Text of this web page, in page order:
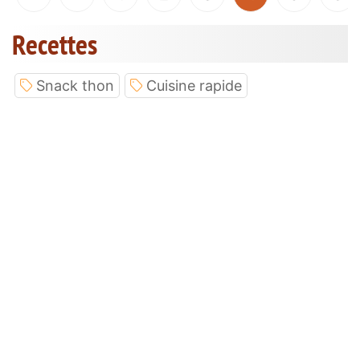
Recettes
Snack thon Cuisine rapide